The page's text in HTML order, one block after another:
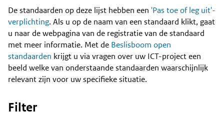
Content
De standaarden op deze lijst hebben een 'Pas toe of leg uit'-
verplichting. Als u op de naam van een standaard klikt, gaat
u naar de webpagina van de registratie van de standaard
met meer informatie. Met de Beslisboom open
standaarden krijgt u via vragen over uw ICT-project een
beeld welke van onderstaande standaarden waarschijnlijk
relevant zijn voor uw specifieke situatie.
Filter